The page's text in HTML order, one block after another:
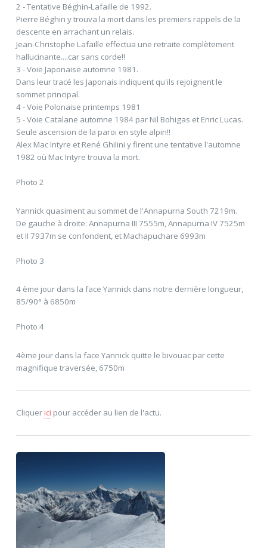
2 - Tentative Béghin-Lafaille de 1992.
Pierre Béghin y trouva la mort dans les premiers rappels de la
descente en arrachant un relais.
Jean-Christophe Lafaille effectua une retraite complètement
hallucinante....car sans corde!!
3 - Voie Japonaise automne 1981.
Dans leur tracé les Japonais indiquent qu'ils rejoignent le
sommet principal.
4 - Voie Polonaise printemps 1981
5 - Voie Catalane automne 1984 par Nil Bohigas et Enric Lucas.
Seule ascension de la paroi en style alpin!!
Alex Mac Intyre et René Ghilini y firent une tentative l'automne
1982 où Mac Intyre trouva la mort.
Photo 2
Yannick quasiment au sommet de l'Annapurna South 7219m.
De gauche à droite: Annapurna III 7555m, Annapurna IV 7525m
et II 7937m se confondent, et Machapuchare 6993m
Photo 3
4 ème jour dans la face Yannick dans notre dernière longueur,
85/90° à 6850m
Photo 4
4ème jour dans la face Yannick quitte le bivouac par cette
magnifique traversée, 6750m
Cliquerici pour accéder au lien de l'actu.